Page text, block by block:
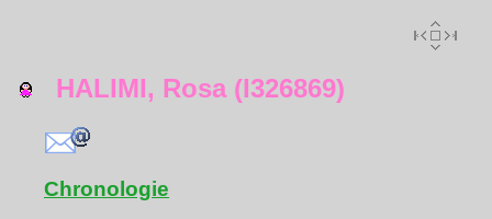
HALIMI, Rosa (I326869)
Chronologie